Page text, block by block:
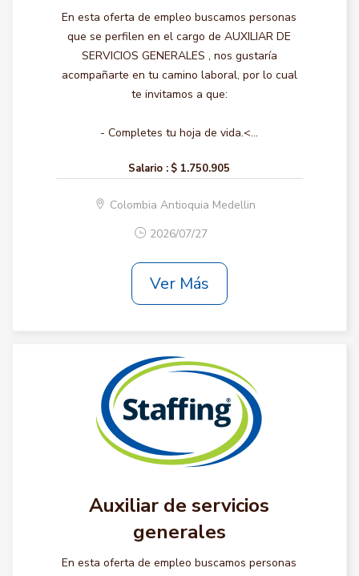
En esta oferta de empleo buscamos personas
que se perfilen en el cargo de AUXILIAR DE
SERVICIOS GENERALES , nos gustaría
acompañarte en tu camino laboral, por lo cual
te invitamos a que:
- Completes tu hoja de vida.<...
Salario : $ 1.750.905
Colombia Antioquia Medellin
2026/07/27
Ver Más
Auxiliar de servicios
generales
En esta oferta de empleo buscamos personas